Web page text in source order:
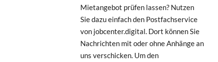
Mietangebot prüfen lassen? Nutzen
Sie dazu einfach den Postfachservice
von jobcenter.digital. Dort können Sie
Nachrichten mit oder ohne Anhänge an
uns verschicken. Um den